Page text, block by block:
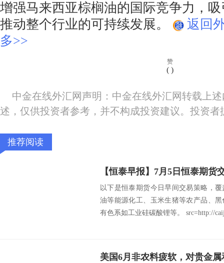
增强马来西亚棕榈油的国际竞争力，
推动整个行业的可持续发展。
返回
多>>
赞
( )
中金在线外汇网声明：中金在线外汇网转载上
述，仅供投资者参考，并不构成投资建议。投资
推荐阅读
【恒泰早报】7月5日恒泰期货
以下是恒泰期货今日早间交易策略，
油等能源化工、玉米生猪等农产品、
有色系如工业硅碳酸锂等。 src=http://
美国6月非农料疲软，对贵金